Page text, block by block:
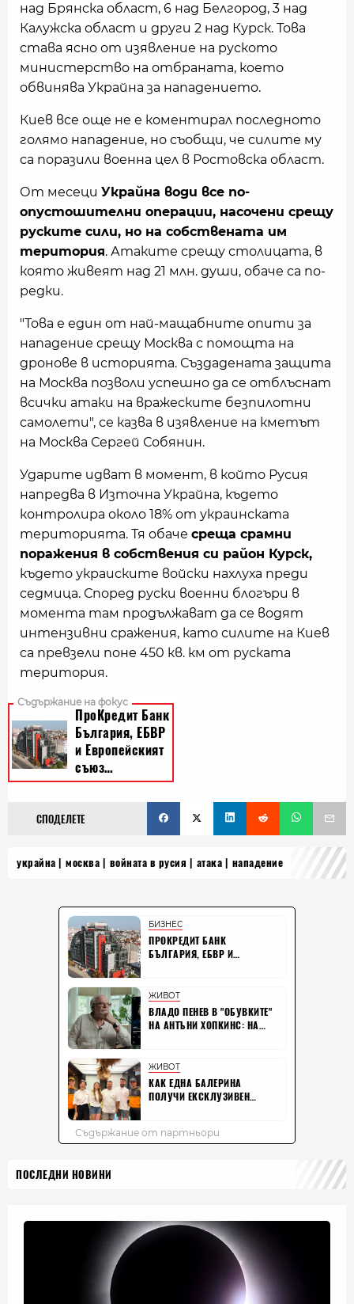
над Брянска област, 6 над Белгород, 3 над
Калужска област и други 2 над Курск. Това
става ясно от изявление на руското
министерство на отбраната, което
обвинява Украйна за нападението.
Киев все още не е коментирал последното
голямо нападение, но съобщи, че силите му
са поразили военна цел в Ростовска област.
От месеци Украйна води все по-
опустошителни операции, насочени срещу
руските сили, но на собствената им
територия. Атаките срещу столицата, в
която живеят над 21 млн. души, обаче са по-
редки.
"Това е един от най-мащабните опити за
нападение срещу Москва с помощта на
дронове в историята. Създадената защита
на Москва позволи успешно да се отблъснат
всички атаки на вражеските безпилотни
самолети", се казва в изявление на кметът
на Москва Сергей Собянин.
Ударите идват в момент, в който Русия
напредва в Източна Украйна, където
контролира около 18% от украинската
територията. Тя обаче среща срамни
поражения в собствения си район Курск,
където украиските войски нахлуха преди
седмица. Според руски военни блогъри в
момента там продължават да се водят
интензивни сражения, като силите на Киев
са превзели поне 450 кв. км от руската
територия.
СПОДЕЛЕТЕ
украйна москва войната в русия атака нападение
ПОСЛЕДНИ НОВИНИ